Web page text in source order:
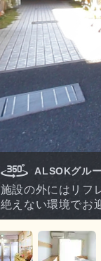
ALSOKグル
施設の外にはリフ
絶えない環境でお